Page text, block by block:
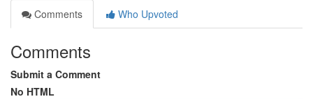
Comments
Who Upvoted
Comments
Submit a Comment
No HTML